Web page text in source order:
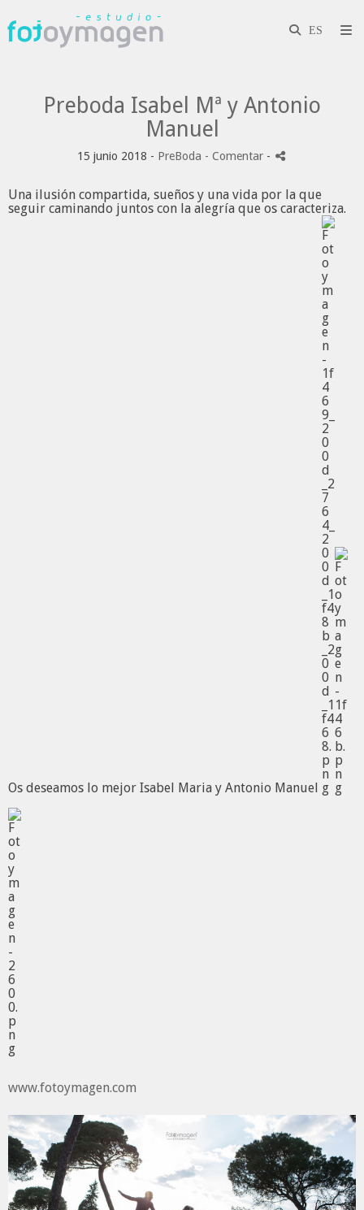
Preboda Isabel Mª y Antonio
Manuel
15 junio 2018 - PreBoda - Comentar -
Una ilusión compartida, sueños y una vida por la que
seguir caminando juntos con la alegría que os caracteriza.
Os deseamos lo mejor Isabel Maria y Antonio Manuel
www.fotoymagen.com